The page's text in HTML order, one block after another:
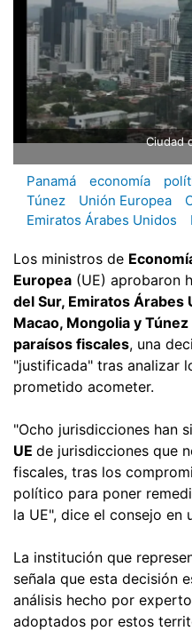
Ciudad
Panamá economía
Túnez
Unión Europea
Emiratos Árabes Unidos
Los ministros de
Europea (UE) aprobaron
del Sur, Emiratos Árabes
Macao, Mongolia y Túnez
paraísos fiscales, una
"justificada" tras analizar
prometido acometer.
"Ocho jurisdicciones han
UE de jurisdicciones que
fiscales, tras los
político para poner
la UE", dice el consejo en
La institución que
señala que esta decisión
análisis hecho por
adoptados por estos